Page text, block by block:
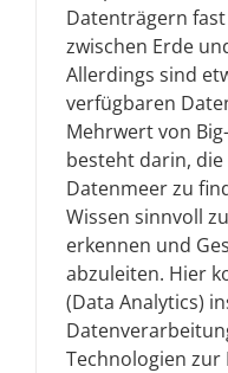
Datenträgern
zwischen Erde
Allerdings sind
verfügbaren
Mehrwert von
besteht darin,
Datenmeer zu
Wissen sinnvoll
erkennen und
abzuleiten. Hier
(Data Analytics)
Technologien zur